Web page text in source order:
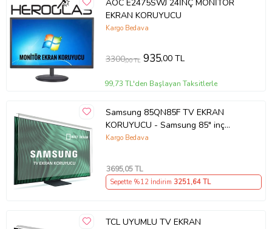
AOC E2475SWJ 24İNÇ MONİTÖR
EKRAN KORUYUCU
Kargo Bedava
3300,00 TL 935,00 TL
99,73 TL'den Başlayan Taksitlerle
Samsung 85QN85F TV EKRAN
KORUYUCU - Samsung 85" inç
214cm 216 Ekran Tv ekran Koruyucu
Kargo Bedava
3695,05 TL
Sepette %12 İndirim 3251,64 TL
TCL UYUMLU TV EKRAN